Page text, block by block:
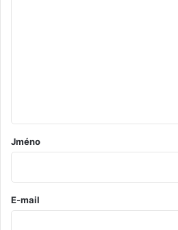
ř
Jméno
E-mail